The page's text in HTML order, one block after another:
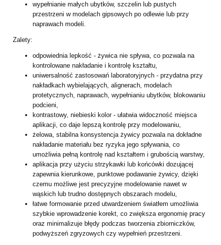
wypełnianie małych ubytków, szczelin lub pustych
przestrzeni w modelach gipsowych po odlewie lub przy
naprawach modeli.
Zalety:
odpowiednia lepkość - żywica nie spływa, co pozwala na
kontrolowane nakładanie i kontrolę kształtu,
uniwersalność zastosowań laboratoryjnych - przydatna przy
nakładkach wybielających, alignerach, modelach
protetycznych, naprawach, wypełnianiu ubytków, blokowaniu
podcieni,
kontrastowy, niebieski kolor - ułatwia widoczność miejsca
aplikacji, co daje lepszą kontrolę przy modelowaniu,
żelowa, stabilna konsystencja żywicy pozwala na dokładne
nakładanie materiału bez ryzyka jego spływania, co
umożliwia pełną kontrolę nad kształtem i grubością warstwy,
aplikacja przy użyciu strzykawki lub końcówki dozującej
zapewnia kierunkowe, punktowe podawanie żywicy, dzięki
czemu możliwe jest precyzyjne modelowanie nawet w
wąskich lub trudno dostępnych obszarach modelu,
łatwe formowanie przed utwardzeniem światłem umożliwia
szybkie wprowadzenie korekt, co zwiększa ergonomię pracy
oraz minimalizuje błędy podczas tworzenia zbiorniczków,
podwyższeń zgryzowych czy wypełnień przestrzeni.